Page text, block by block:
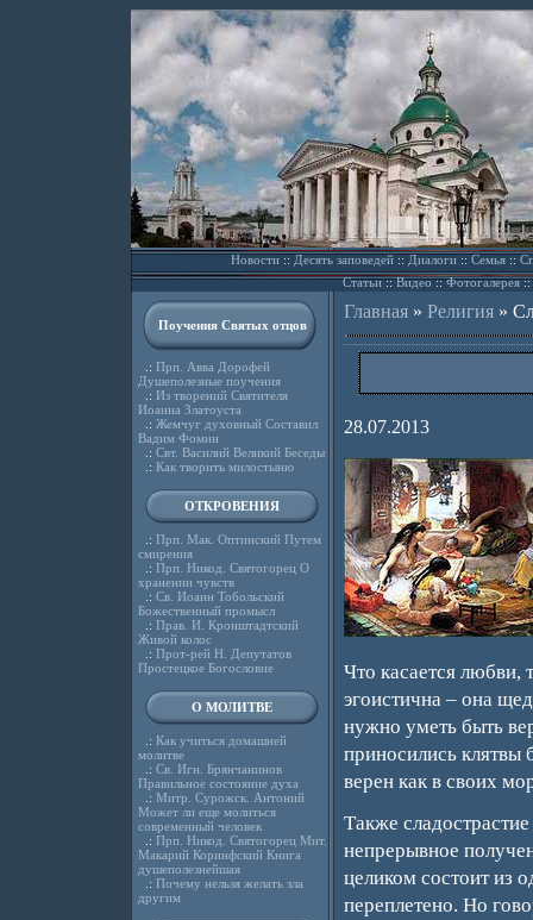
Новости::Десять заповедей::Диалоги::Семья::
Статьи::Видео ::Фотогалерея::
Поучения Святых отцов
.: Прп. Авва Дорофей
Душеполезные поучения
.: Из творений Святителя
Иоанна Златоуста
.: Жемчуг духовный Составил
Вадим Фомин
.: Свт. Василий Великий Беседы
.: Как творить милостыню
ОТКРОВЕНИЯ
.: Прп. Мак. Оптинский Путем
смирения
.: Прп. Никод. Святогорец О
хранении чувств
.: Св. Иоанн Тобольский
Божественный промысл
.: Прав. И. Кронштадтский
Живой колос
.: Прот-рей Н. Депутатов
Простецкое Богословие
О МОЛИТВЕ
.: Как учиться домашней
молитве
.: Св. Игн. Брянчанинов
Правильное состояние духа
.: Митр. Сурожск. Антоний
Может ли еще молиться
современный человек
.: Прп. Никод. Святогорец Мит.
Макарий Коринфский Книга
душеполезнейшая
.: Почему нельзя желать зла
другим
Главная» Религия»
28.07.2013
Что касается любви,
эгоистична – она
нужно уметь быть
приносились клятвы
верен как в своих
Также
непрерывное
целиком состоит из
переплетено. Но